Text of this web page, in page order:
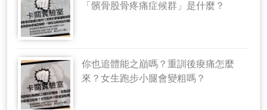
「髕骨股骨疼痛症候群」是什麼？
你也追體能之巔嗎？重訓後痠痛怎麼
來？女生跑步小腿會變粗嗎？